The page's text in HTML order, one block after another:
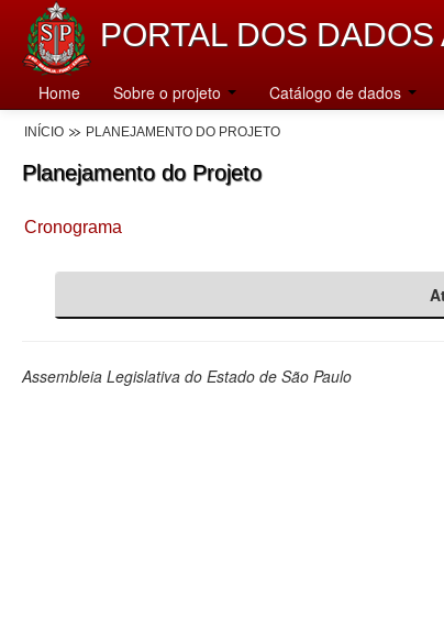
PORTAL DOS
Home Sobre o projeto Catálogo de dados
INÍCIO PLANEJAMENTO DO PROJETO
Planejamento do Projeto
Cronograma
Assembleia Legislativa do Estado de São Paulo